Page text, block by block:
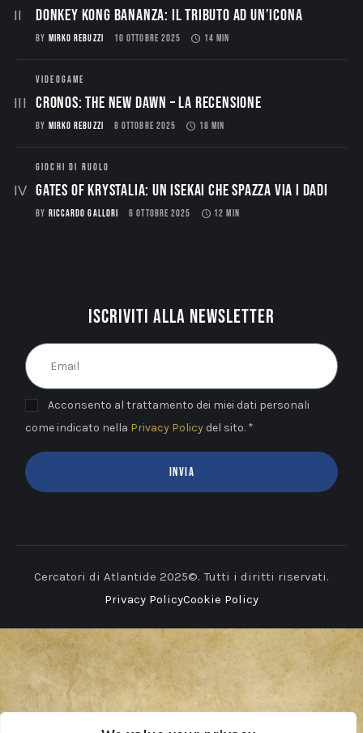
Donkey Kong Bananza: Il Tributo ad un’Icona
BY MIRKO REBUZZI 10 OTTOBRE 2025 14 MIN
VIDEOGAME
CRONOS: THE NEW DAWN – La Recensione
BY MIRKO REBUZZI 8 OTTOBRE 2025 18 MIN
GIOCHI DI RUOLO
Gates of Krystalia: Un Isekai che spazza via i dadi
BY RICCARDO GALLORI 6 OTTOBRE 2025 12 MIN
Iscriviti alla newsletter
Acconsento al trattamento dei miei dati personali
come indicato nella Privacy Policy del sito. *
INVIA
Cercatori di Atlantide 2025©. Tutti i diritti riservati.
Privacy PolicyCookie Policy